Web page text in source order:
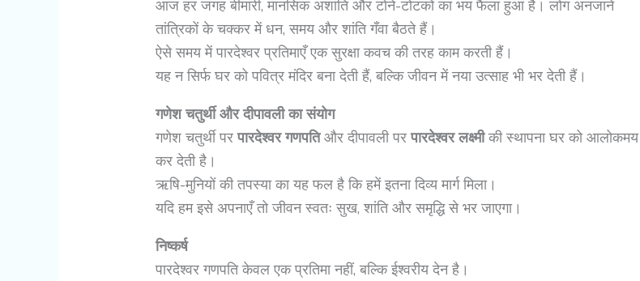
आज हर जगह बीमारी, मानसिक अशांति और टोने-टोटकों का भय फैला हुआ है। लोग अनजाने
तांत्रिकों के चक्कर में धन, समय और शांति गँवा बैठते हैं।
ऐसे समय में पारदेश्वर प्रतिमाएँ एक सुरक्षा कवच की तरह काम करती हैं।
यह न सिर्फ घर को पवित्र मंदिर बना देती हैं, बल्कि जीवन में नया उत्साह भी भर देती हैं।
गणेश चतुर्थी और दीपावली का संयोग
गणेश चतुर्थी परपारदेश्वर गणपतिऔर दीपावली परपारदेश्वर लक्ष्मीकी स्थापना घर को आलोकमय
कर देती है।
ऋषि-मुनियों की तपस्या का यह फल है कि हमें इतना दिव्य मार्ग मिला।
यदि हम इसे अपनाएँ तो जीवन स्वतः सुख, शांति और समृद्धि से भर जाएगा।
निष्कर्ष
पारदेश्वर गणपति केवल एक प्रतिमा नहीं, बल्कि ईश्वरीय देन है।